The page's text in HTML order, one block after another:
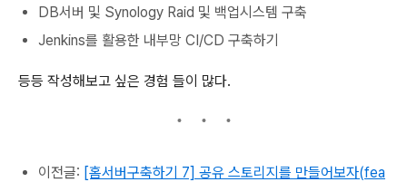
DB서버 및 Synology Raid 및 백업시스템 구축
Jenkins를 활용한 내부망 CI/CD 구축하기
등등 작성해보고 싶은 경험 들이 많다.
이전글: [홈서버구축하기 7] 공유 스토리지를 만들어보자(fea